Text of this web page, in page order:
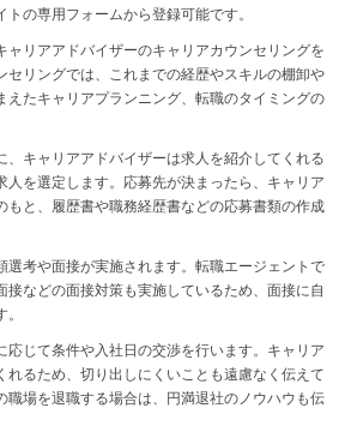
トの専用フォームから登録可能です。
ャリアアドバイザーのキャリアカウンセリングを
セリングでは、これまでの経歴やスキルの棚卸や
えたキャリアプランニング、転職のタイミングの
、キャリアアドバイザーは求人を紹介してくれる
人を選定します。応募先が決まったら、キャリア
もと、履歴書や職務経歴書などの応募書類の作成
選考や面接が実施されます。転職エージェントで
接などの面接対策も実施しているため、面接に自
応じて条件や入社日の交渉を行います。キャリア
れるため、切り出しにくいことも遠慮なく伝えて
職場を退職する場合は、円満退社のノウハウも伝